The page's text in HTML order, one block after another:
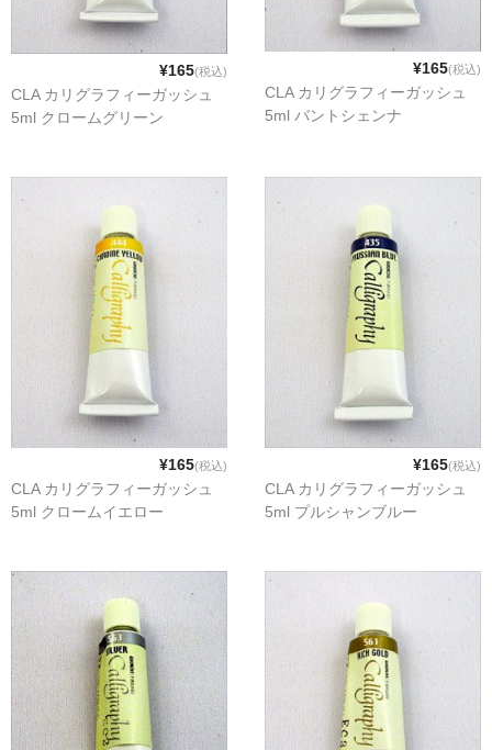
¥165(税込)
CLA カリグラフィーガッシュ
5ml クロームグリーン
¥165(税込)
CLA カリグラフィーガッシュ
5ml バントシェンナ
¥165(税込)
CLA カリグラフィーガッシュ
5ml クロームイエロー
¥165(税込)
CLA カリグラフィーガッシュ
5ml プルシャンブルー